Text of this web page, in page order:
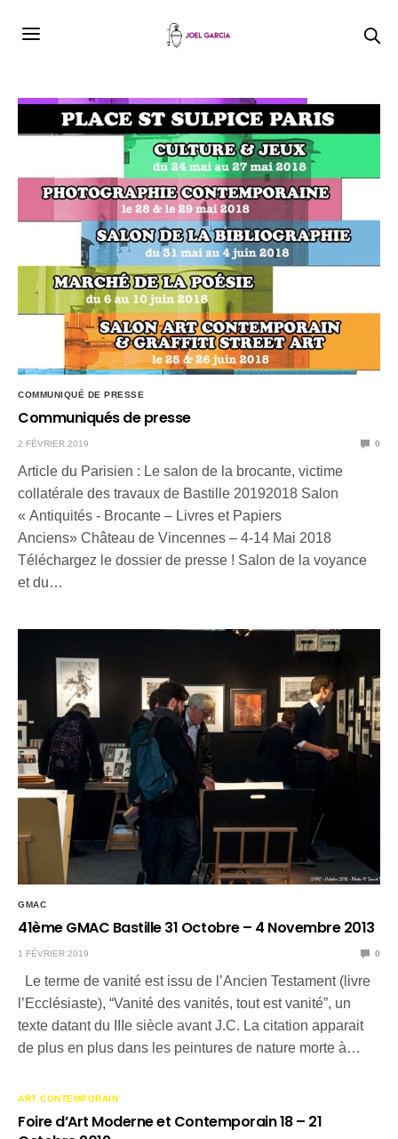
COMMUNIQUÉ DE PRESSE
Communiqués de presse
2 FÉVRIER 2019 0
Article du Parisien : Le salon de la brocante, victime
collatérale des travaux de Bastille 20192018 Salon
« Antiquités - Brocante – Livres et Papiers
Anciens» Château de Vincennes – 4-14 Mai 2018
Téléchargez le dossier de presse ! Salon de la voyance
et du…
GMAC
41ème GMAC Bastille 31 Octobre – 4 Novembre 2013
1 FÉVRIER 2019 0
Le terme de vanité est issu de l’Ancien Testament (livre
l’Ecclésiaste), “Vanité des vanités, tout est vanité”, un
texte datant du IIIe siècle avant J.C. La citation apparait
de plus en plus dans les peintures de nature morte à…
ART CONTEMPORAIN
Foire d’Art Moderne et Contemporain 18 – 21